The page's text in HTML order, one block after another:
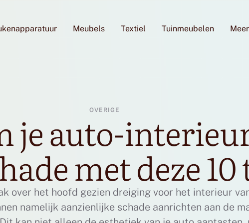
Meubels Textiel Tuinmeubelen Meer
OVERIGE
je auto-
met deze
over het hoofd gezien dreiging voor het interieur
namelijk aanzienlijke schade aanrichten aan de